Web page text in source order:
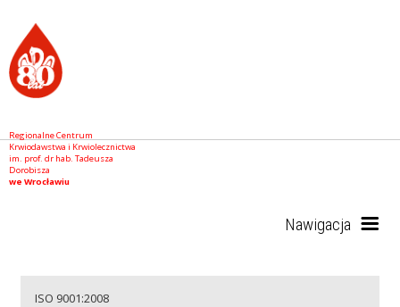
Regionalne Centrum
Krwiodawstwa i Krwiolecznictwa
im. prof. dr hab. Tadeusza
Dorobisza
we Wrocławiu
Nawigacja
ISO 9001:2008